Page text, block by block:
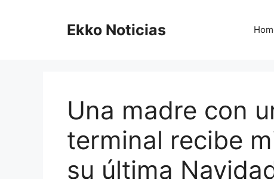
Ekko Noticias
Una madre con
terminal recibe
su última